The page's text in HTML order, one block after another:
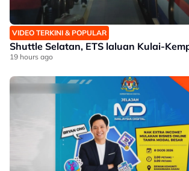
VIDEO TERKINI & POPULAR
Shuttle Selatan, ETS laluan Kulai-
19 hours ago